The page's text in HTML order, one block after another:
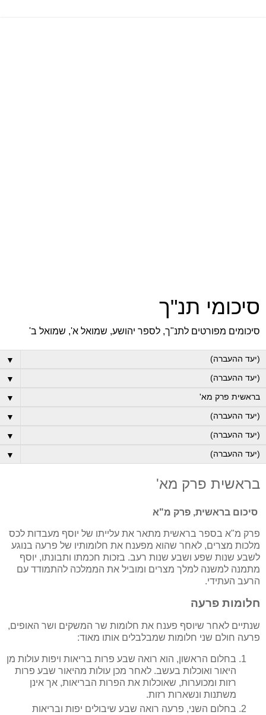
סיכומי תנ"ך
סיכומים מפורטים לתנ"ך, לספר יהושע, שמואל א', שמואל ב'
▼
▼
▼
▼
▼
▼
בראשית פרק מא'
סיכום בראשית, פרק מ"א
פרק מ"א בספר בראשית מתאר את עלייתו של יוסף מעבדות לכס
מלכות מצרים, לאחר שהוא מפענח את חלומותיו של פרעה בנוגע
לשבע שנות שפע ושבע שנות רעב. בזכות חכמתו ותבונתו, יוסף
מתמנה למשנה למלך מצרים ומוביל את הממלכה להתמודד עם
הרעב העתידי.
חלומות פרעה
שנתיים לאחר שיוסף פענח את חלומות שר המשקים ושר האופים,
פרעה חולם שני חלומות שמבלבלים אותו מאוד:
בחלום הראשון, הוא רואה שבע פרות בריאות ויפות עולות מן
היאור ואוכלות בעשב. לאחר מכן עולות מהיאור שבע פרות
רזות ומכוערות, שאוכלות את הפרות הבריאות, אך אינן
משתנות ונשארות רזות.
בחלום השני, פרעה רואה שבע שיבולים יפות ובריאות